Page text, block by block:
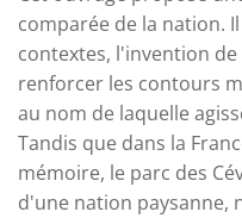
comparée de la nation.
contextes, l'invention
renforcer les contours
au nom de laquelle
Tandis que dans la
mémoire, le parc des
d'une nation paysanne,